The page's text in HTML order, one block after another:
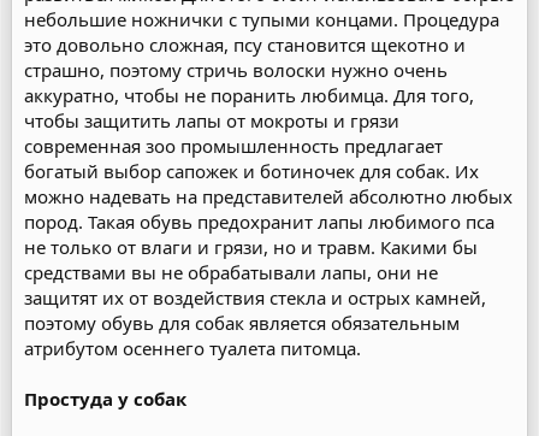
небольшие ножнички с тупыми концами. Процедура
это довольно сложная, псу становится щекотно и
страшно, поэтому стричь волоски нужно очень
аккуратно, чтобы не поранить любимца. Для того,
чтобы защитить лапы от мокроты и грязи
современная зоо промышленность предлагает
богатый выбор сапожек и ботиночек для собак. Их
можно надевать на представителей абсолютно любых
пород. Такая обувь предохранит лапы любимого пса
не только от влаги и грязи, но и травм. Какими бы
средствами вы не обрабатывали лапы, они не
защитят их от воздействия стекла и острых камней,
поэтому обувь для собак является обязательным
атрибутом осеннего туалета питомца.
Простуда у собак